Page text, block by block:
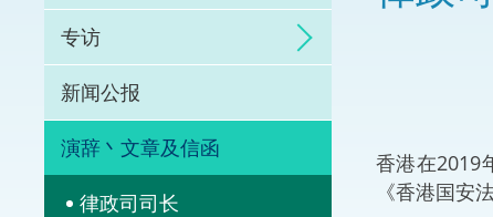
网上争议解决及法
体育争议解决先导计
能力建设
专访
新闻公报
演辞丶文章及信函
律政司司长
香港在2019
《香港国安